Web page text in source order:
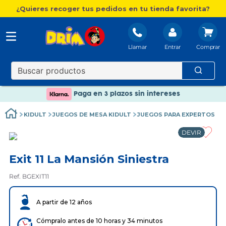
¿Quieres recoger tus pedidos en tu tienda favorita?
Llamar Entrar
Nuevo catálogo Aire Libre
Envío gratis. A partir de 60€(excepto Baleares)
Paga en 3 plazos sin intereses
KIDULT JUEGOS DE MESA KIDULT JUEGOS PARA EXPERTOS
DEVIR
Exit 11 La Mansión Siniestra
Ref. BGEXIT11
A partir de 12 años
Cómpralo antes de 10 horas y 34 minutos